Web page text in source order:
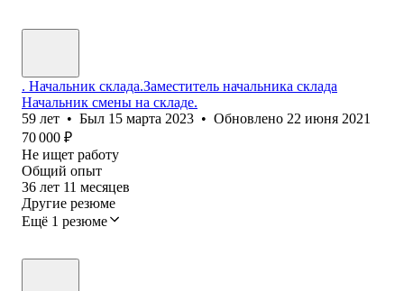
. Начальник склада.Заместитель начальника склада
Начальник смены на складе.
59 лет • Был 15 марта 2023 • Обновлено 22 июня 2021
70 000 ₽
Не ищет работу
Общий опыт
36 лет 11 месяцев
Другие резюме
Ещё 1 резюме